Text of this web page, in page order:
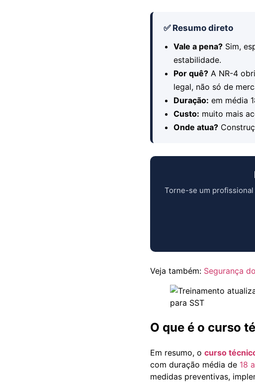
✅ Resumo direto
Vale a pena? Sim,
estabilidade.
Por quê? A NR-4
legal, não só de
Duração: em média
Custo: muito mais
Onde atua?
Torne-se um
Veja também: Segurança
O que é o curso
Em resumo, ocurso
com duração média de 18
medidas preventivas,